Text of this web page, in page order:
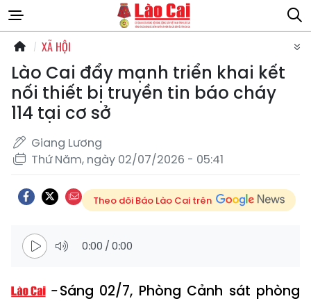
XÃ HỘI
Lào Cai đẩy mạnh triển khai kết
nối thiết bị truyền tin báo cháy
114 tại cơ sở
Giang Lương
Thứ Năm, ngày 02/07/2026 - 05:41
Theo dõi Báo Lào Cai trên
0:00 /0:00
Sáng 02/7, Phòng Cảnh sát phòng